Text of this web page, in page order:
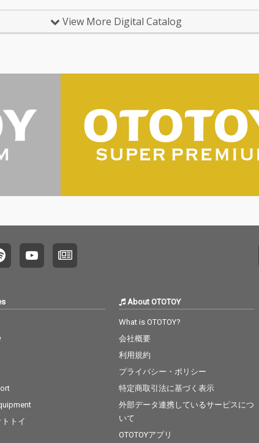
身のインスト曲となっ
ている。 ソウルフルか
る楽曲構成となってお
デューサーとしての能
力の高さが窺える一曲
に仕上がっている。 フ
ィーチャリングとして
参加しているS.S.C.Q
のコラボレーションと
る。 音楽を中心にrobe
を取り巻くカルチャー
身のインスト曲となっ
ている。 ソウルフルか
る楽曲構成となってお
デューサーとしての能
力の高さが窺える一曲
に仕上がっている。 フ
ィーチャリングとして
参加しているS.S.C.Q
のコラボレーションと
のトラ
-Nuのエ
プ/フロ
ことで、
可能性を
ップホッ
View More Digital Catalog
トイ
About OTOTOY
What is OTOTOY?
会社概要
利用規約
プライバシー・ポリシー
特定商取引法に基づく表示
外部データ連携しているサービスにつ
いて
OTOTOYアプリ